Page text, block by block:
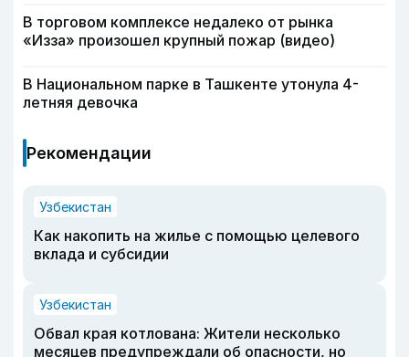
В торговом комплексе недалеко от рынка
«Изза» произошел крупный пожар (видео)
В Национальном парке в Ташкенте утонула 4-
летняя девочка
Рекомендации
Узбекистан
Как накопить на жилье с помощью целевого
вклада и субсидии
Узбекистан
Обвал края котлована: Жители несколько
месяцев предупреждали об опасности, но